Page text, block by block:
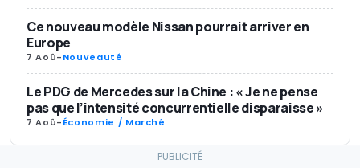
Ce nouveau modèle Nissan pourrait arriver en
Europe
7 Aoû-Nouveauté
Le PDG de Mercedes sur la Chine : « Je ne pense
pas que l’intensité concurrentielle disparaisse »
7 Aoû-Économie / Marché